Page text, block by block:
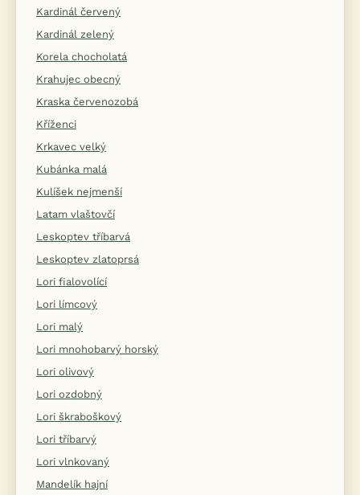
Kardinál červený
Kardinál zelený
Korela chocholatá
Krahujec obecný
Kraska červenozobá
Kříženci
Krkavec velký
Kubánka malá
Kulíšek nejmenší
Latam vlaštovčí
Leskoptev tříbarvá
Leskoptev zlatoprsá
Lori fialovolící
Lori límcový
Lori malý
Lori mnohobarvý horský
Lori olivový
Lori ozdobný
Lori škraboškový
Lori tříbarvý
Lori vlnkovaný
Mandelík hajní